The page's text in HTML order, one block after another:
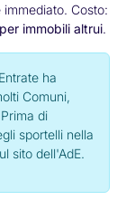
Costo:
immobili altrui.
ha
Comuni,
di
sportelli nella
sito dell'AdE.